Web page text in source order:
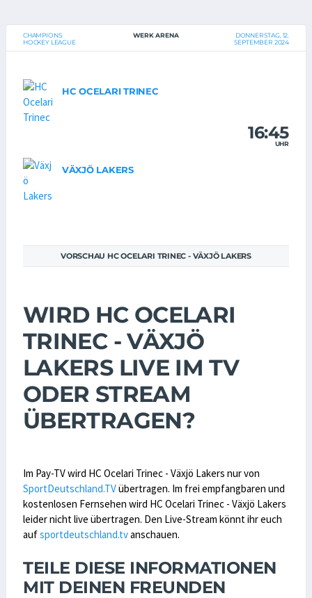
CHAMPIONS
HOCKEY LEAGUE
WERK ARENA
DONNERSTAG, 12.
SEPTEMBER 2024
HC OCELARI TRINEC
16:45
UHR
VÄXJÖ LAKERS
VORSCHAU HC OCELARI TRINEC - VÄXJÖ LAKERS
WIRD HC OCELARI
TRINEC - VÄXJÖ
LAKERS LIVE IM TV
ODER STREAM
ÜBERTRAGEN?
Im Pay-TV wird HC Ocelari Trinec - Växjö Lakers nur von
SportDeutschland.TVübertragen. Im frei empfangbaren und
kostenlosen Fernsehen wird HC Ocelari Trinec - Växjö Lakers
leider nicht live übertragen. Den Live-Stream könnt ihr euch
aufsportdeutschland.tvanschauen.
TEILE DIESE INFORMATIONEN
MIT DEINEN FREUNDEN